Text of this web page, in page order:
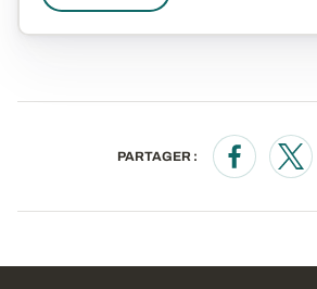
PARTAGER :
Opens in a